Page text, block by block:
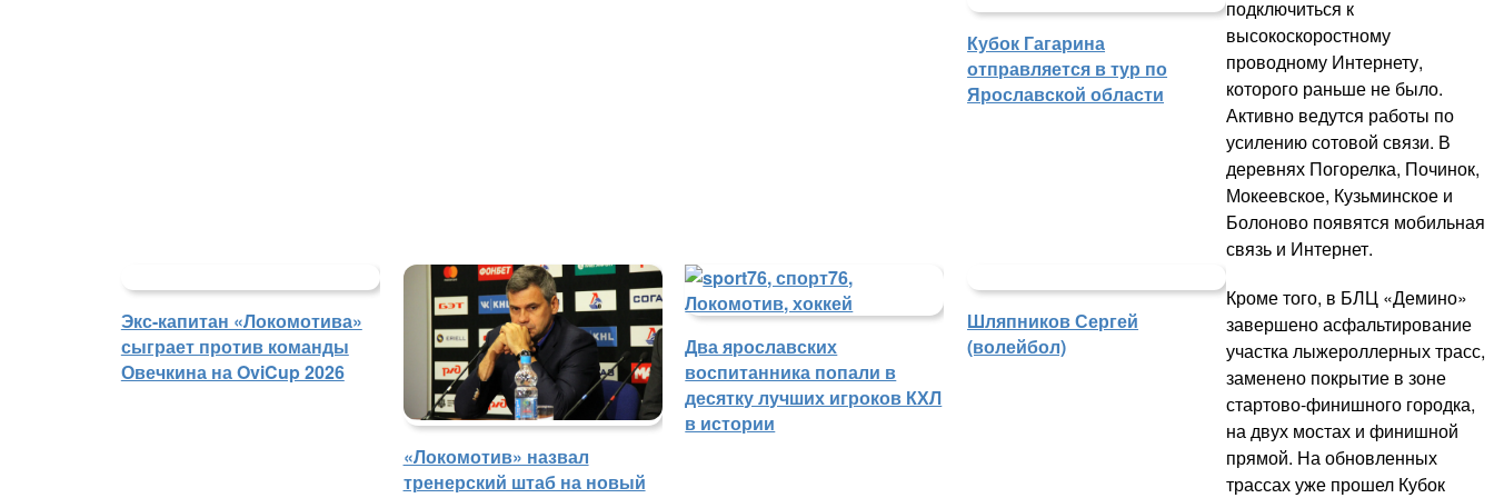
Кубок Гагарина
отправляется в тур по
Ярославской области
Экс-капитан «Локомотива»
сыграет против команды
Овечкина на OviCup 2026
«Локомотив» назвал
тренерский штаб на новый
Два ярославских
воспитанника попали в
десятку лучших игроков КХЛ
в истории
Шляпников Сергей
(волейбол)
подключиться к
высокоскоростному
проводному Интернету,
которого раньше не было.
Активно ведутся работы по
усилению сотовой связи. В
деревнях Погорелка, Починок,
Мокеевское, Кузьминское и
Болоново появятся мобильная
связь и Интернет.
Кроме того, в БЛЦ «Демино»
завершено асфальтирование
участка лыжероллерных трасс,
заменено покрытие в зоне
стартово-финишного городка,
на двух мостах и финишной
прямой. На обновленных
трассах уже прошел Кубок